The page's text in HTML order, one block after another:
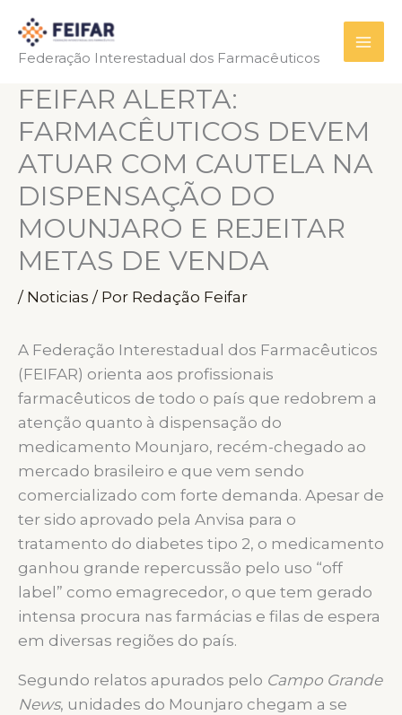
para
Federação Interestadual dos Farmacêuticos
FEIFAR ALERTA:
FARMACÊUTICOS DEVEM
ATUAR COM CAUTELA NA
DISPENSAÇÃO DO
MOUNJARO E REJEITAR
METAS DE VENDA
/ Noticias / Por Redação Feifar
A Federação Interestadual dos Farmacêuticos
(FEIFAR) orienta aos profissionais
farmacêuticos de todo o país que redobrem a
atenção quanto à dispensação do
medicamento Mounjaro, recém-chegado ao
mercado brasileiro e que vem sendo
comercializado com forte demanda. Apesar de
ter sido aprovado pela Anvisa para o
tratamento do diabetes tipo 2, o medicamento
ganhou grande repercussão pelo uso “off
label” como emagrecedor, o que tem gerado
intensa procura nas farmácias e filas de espera
em diversas regiões do país.
Segundo relatos apurados pelo Campo Grande
News, unidades do Mounjaro chegam a se